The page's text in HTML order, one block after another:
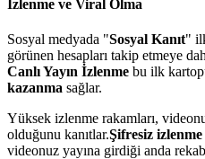
İzlenme ve Viral Olma
Sosyal medyada "Sosyal Kanıt"
görünen hesapları takip etmeye
Canlı Yayın İzlenme bu ilk
kazanma sağlar.
Yüksek izlenme rakamları,
olduğunu kanıtlar.Şifresiz izlenme
videonuz yayına girdiği anda